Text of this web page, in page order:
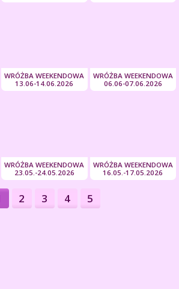
WRÓŻBA WEEKENDOWA
13.06-14.06.2026
WRÓŻBA WEEKENDOWA
06.06-07.06.2026
WRÓŻBA WEEKENDOWA
23.05.-24.05.2026
WRÓŻBA WEEKENDOWA
16.05.-17.05.2026
2 3 4 5